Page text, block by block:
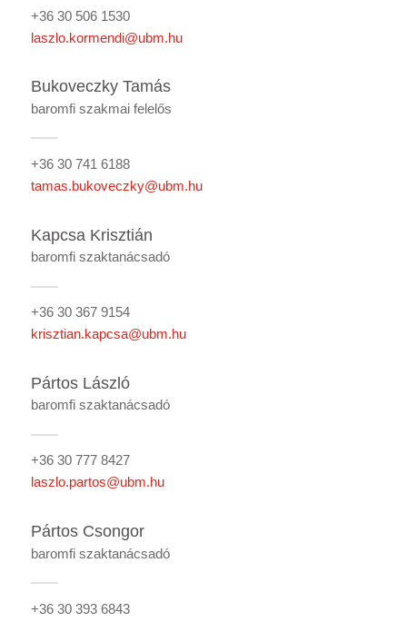
+36 30 506 1530
laszlo.kormendi@ubm.hu
Bukoveczky Tamás
baromfi szakmai felelős
+36 30 741 6188
tamas.bukoveczky@ubm.hu
Kapcsa Krisztián
baromfi szaktanácsadó
+36 30 367 9154
krisztian.kapcsa@ubm.hu
Pártos László
baromfi szaktanácsadó
+36 30 777 8427
laszlo.partos@ubm.hu
Pártos Csongor
baromfi szaktanácsadó
+36 30 393 6843